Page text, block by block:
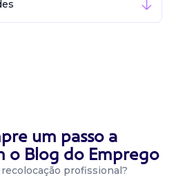
um passo a
o Blog do Emprego
profissional?